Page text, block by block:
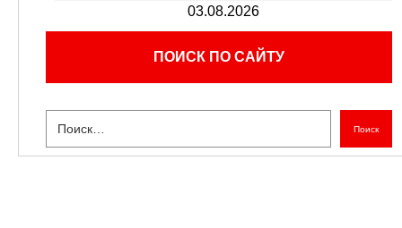
03.08.2026
ПОИСК ПО САЙТУ
Поиск